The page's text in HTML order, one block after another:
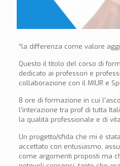
“la differenza come valore
Questo il titolo del corso di
dedicato ai professori e
collaborazione con il MIUR e
8 ore di formazione in cui
l’interazione tra prof di tutta
la qualità professionale e di
Un progetto/sfida che mi è
accettato con entusiasmo,
come argomenti proposti ma